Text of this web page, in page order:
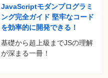
JavaScriptモダンプログラミ
ング完全ガイド 堅牢なコード
を効率的に開発できる！
基礎から超上級までJSの理解
が深まる一冊！